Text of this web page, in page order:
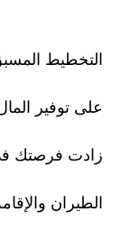
التخطيط
على توفير
زادت فرصتك
الطيران